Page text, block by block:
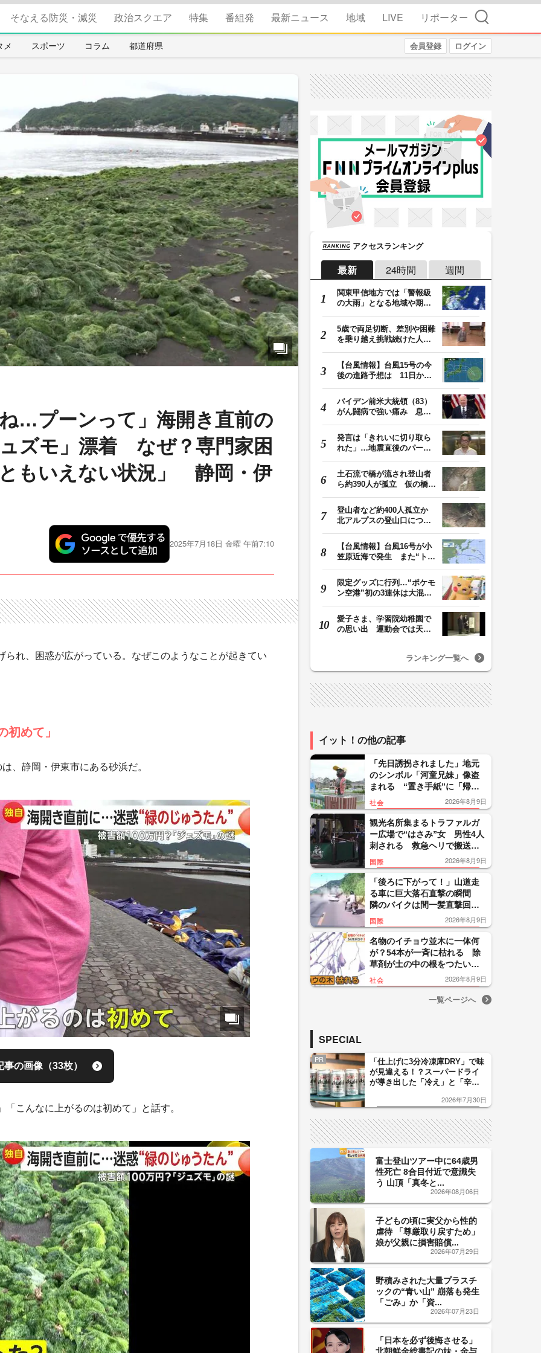
そなえる防災・減災 政治スクエア 特集 番組発 最新ニュース 地域 LIVE リポーター 検索
メ スポーツ コラム 都道府県 会員登録 ログイン
…プーンって」海開き直前の
ズモ」漂着 なぜ？専門家困
もいえない状況」 静岡・伊
2025年7月18日 金曜 午前7:10
れ、困惑が広がっている。なぜこのようなことが起きてい
初めて」
、静岡・伊東市にある砂浜だ。
事の画像（33枚）
こんなに上がるのは初めて」と話す。
アクセスランキング
最新 24時間 週間
関東甲信地方では「警報級
の大雨」となる地域や期間
5歳で両足切断、差別や困難
を乗り越え挑戦続けた人
【台風情報】台風15号の今
後の進路予想は 11日から
バイデン前米大統領（83）
がん闘病で強い痛み 息子
発言は「きれいに切り取ら
れた」…地震直後のパーテ
土石流で橋が流され登山者
ら約390人が孤立 仮の橋が
登山者など約400人孤立か
北アルプスの登山口につな
【台風情報】台風16号が小
笠原近海で発生 また“トリ
限定グッズに行列…“ポケモ
ン空港”初の3連休は大混雑
愛子さま、学習院幼稚園で
の思い出 運動会では天皇
ランキング一覧へ
イット！の他の記事
「先日誘拐されました」地元
のシンボル「河童兄妹」像盗
まれる “置き手紙”に「帰り
たい」 特製衣装で34年愛さ
れる 銅を狙った犯行か 神
奈川
社会 2026年8月9日
観光名所集まるトラファルガ
ー広場で“はさみ”女 男性4人
刺される 救急ヘリで搬送
容疑者との関係性は不明 イ
ギリス
国際 2026年8月9日
「後ろに下がって！」山道走
る車に巨大落石直撃の瞬間
隣のバイクは間一髪直撃回
避 運転手らに大きなケガな
し 中国
国際 2026年8月9日
名物のイチョウ並木に一体何
が？54本が一斉に枯れる 除
草剤が土の中の根をつたい広
がったか 東京・町田市
社会 2026年8月9日
一覧ページへ
SPECIAL
PR
「仕上げに3分冷凍庫DRY」で味
が見違える！？スーパードライ
が導き出した「冷え」と「辛
した「辛口カーブ」が飲み頃の
2026年7月30日
富士登山ツアー中に64歳男
性死亡 8合目付近で意識失
う 山頂「真冬と...
2026年08月06日
子どもの頃に実父から性的
虐待 「尊厳取り戻すため」
娘が父親に損害賠償...
2026年07月29日
野積みされた大量プラスチ
ックの“青い山” 崩落も発生
「ごみ」か「資...
2026年07月23日
「日本を必ず後悔させる」